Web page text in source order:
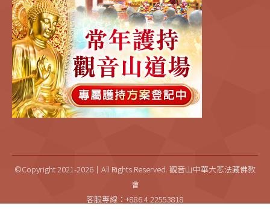
©Copyright 2021-2026｜All Rights Reserved. 觀音山中華大悲法藏佛教
會
客服專線：+886 4 22553818